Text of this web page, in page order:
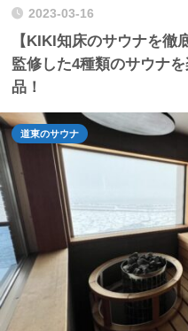
2023-03-16
【KIKI知床のサウナを徹
監修した4種類のサウナ
品！
道東のサウナ